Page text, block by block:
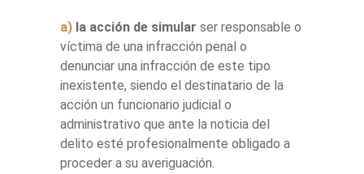
a) la acción de simular ser responsable o
víctima de una infracción penal o
denunciar una infracción de este tipo
inexistente, siendo el destinatario de la
acción un funcionario judicial o
administrativo que ante la noticia del
delito esté profesionalmente obligado a
proceder a su averiguación.